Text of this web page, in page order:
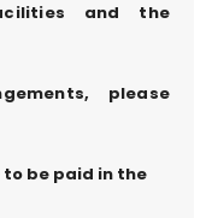
and the
please
to be paid in the